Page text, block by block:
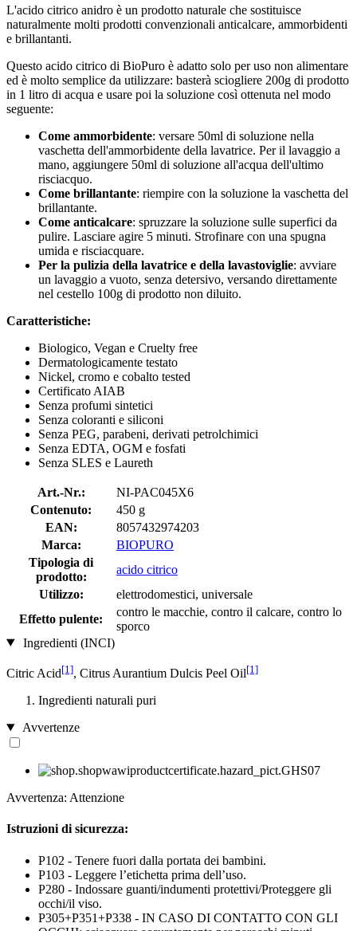
L'acido citrico anidro è un prodotto naturale che sostituisce
naturalmente molti prodotti convenzionali anticalcare, ammorbidenti
e brillantanti.
Questo acido citrico di BioPuro è adatto solo per uso non alimentare
ed è molto semplice da utilizzare: basterà sciogliere 200g di prodotto
in 1 litro di acqua e usare poi la soluzione così ottenuta nel modo
seguente:
Come ammorbidente: versare 50ml di soluzione nella
vaschetta dell'ammorbidente della lavatrice. Per il lavaggio a
mano, aggiungere 50ml di soluzione all'acqua dell'ultimo
risciacquo.
Come brillantante: riempire con la soluzione la vaschetta del
brillantante.
Come anticalcare: spruzzare la soluzione sulle superfici da
pulire. Lasciare agire 5 minuti. Strofinare con una spugna
umida e risciacquare.
Per la pulizia della lavatrice e della lavastoviglie: avviare
un lavaggio a vuoto, senza detersivo, versando direttamente
nel cestello 100g di prodotto non diluito.
Caratteristiche:
Biologico, Vegan e Cruelty free
Dermatologicamente testato
Nickel, cromo e cobalto tested
Certificato AIAB
Senza profumi sintetici
Senza coloranti e siliconi
Senza PEG, parabeni, derivati petrolchimici
Senza EDTA, OGM e fosfati
Senza SLES e Laureth
Art.-Nr.:
NI-PAC045X6
Contenuto:
450 g
EAN:
8057432974203
Marca:
BIOPURO
Tipologia di
prodotto:
acido citrico
Utilizzo:
elettrodomestici, universale
Effetto pulente:
contro le macchie, contro il calcare, contro lo
sporco
Ingredienti (INCI)
Citric Acid[1], Citrus Aurantium Dulcis Peel Oil[1]
Ingredienti naturali puri
Avvertenze
Avvertenza: Attenzione
Istruzioni di sicurezza:
P102 - Tenere fuori dalla portata dei bambini.
P103 - Leggere l’etichetta prima dell’uso.
P280 - Indossare guanti/indumenti protettivi/Proteggere gli
occhi/il viso.
P305+P351+P338 - IN CASO DI CONTATTO CON GLI